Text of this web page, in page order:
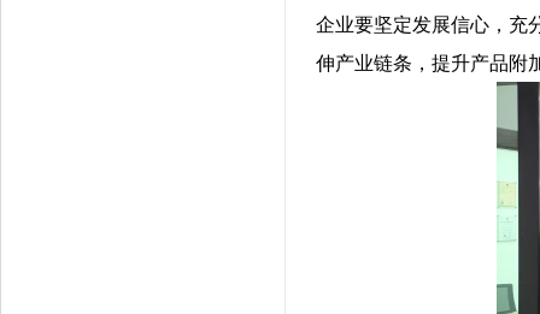
企业要坚定发展信心，充
伸产业链条，提升产品附